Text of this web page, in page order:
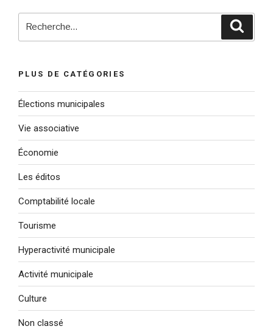
PLUS DE CATÉGORIES
Élections municipales
Vie associative
Économie
Les éditos
Comptabilité locale
Tourisme
Hyperactivité municipale
Activité municipale
Culture
Non classé